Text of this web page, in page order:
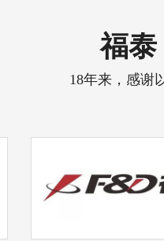
福泰
18年来，感谢